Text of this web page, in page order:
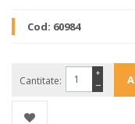
Cod: 60984
Cantitate: −
+